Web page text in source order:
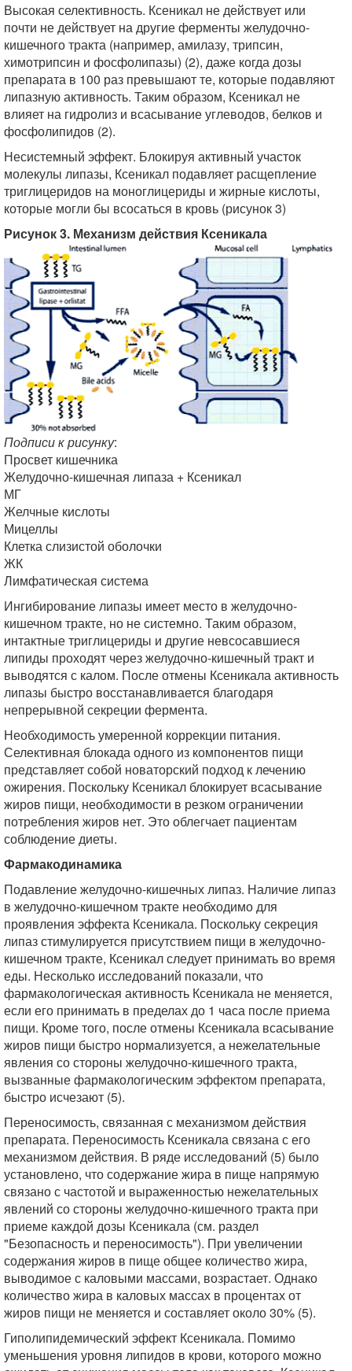
Высокая селективность. Ксеникал не действует или
почти не действует на другие ферменты желудочно-
кишечного тракта (например, амилазу, трипсин,
химотрипсин и фосфолипазы) (2), даже когда дозы
препарата в 100 раз превышают те, которые подавляют
липазную активность. Таким образом, Ксеникал не
влияет на гидролиз и всасывание углеводов, белков и
фосфолипидов (2).
Несистемный эффект. Блокируя активный участок
молекулы липазы, Ксеникал подавляет расщепление
триглицеридов на моноглицериды и жирные кислоты,
которые могли бы всосаться в кровь (рисунок 3)
Рисунок 3. Механизм действия Ксеникала
Подписи к рисунку:
Просвет кишечника
Желудочно-кишечная липаза + Ксеникал
МГ
Желчные кислоты
Мицеллы
Клетка слизистой оболочки
ЖК
Лимфатическая система
Ингибирование липазы имеет место в желудочно-
кишечном тракте, но не системно. Таким образом,
интактные триглицериды и другие невсосавшиеся
липиды проходят через желудочно-кишечный тракт и
выводятся с калом. После отмены Ксеникала активность
липазы быстро восстанавливается благодаря
непрерывной секреции фермента.
Необходимость умеренной коррекции питания.
Селективная блокада одного из компонентов пищи
представляет собой новаторский подход к лечению
ожирения. Поскольку Ксеникал блокирует всасывание
жиров пищи, необходимости в резком ограничении
потребления жиров нет. Это облегчает пациентам
соблюдение диеты.
Фармакодинамика
Подавление желудочно-кишечных липаз. Наличие липаз
в желудочно-кишечном тракте необходимо для
проявления эффекта Ксеникала. Поскольку секреция
липаз стимулируется присутствием пищи в желудочно-
кишечном тракте, Ксеникал следует принимать во время
еды. Несколько исследований показали, что
фармакологическая активность Ксеникала не меняется,
если его принимать в пределах до 1 часа после приема
пищи. Кроме того, после отмены Ксеникала всасывание
жиров пищи быстро нормализуется, а нежелательные
явления со стороны желудочно-кишечного тракта,
вызванные фармакологическим эффектом препарата,
быстро исчезают (5).
Переносимость, связанная с механизмом действия
препарата. Переносимость Ксеникала связана с его
механизмом действия. В ряде исследований (5) было
установлено, что содержание жира в пище напрямую
связано с частотой и выраженностью нежелательных
явлений со стороны желудочно-кишечного тракта при
приеме каждой дозы Ксеникала (см. раздел
"Безопасность и переносимость"). При увеличении
содержания жиров в пище общее количество жира,
выводимое с каловыми массами, возрастает. Однако
количество жира в каловых массах в процентах от
жиров пищи не меняется и составляет около 30% (5).
Гиполипидемический эффект Ксеникала. Помимо
уменьшения уровня липидов в крови, которого можно